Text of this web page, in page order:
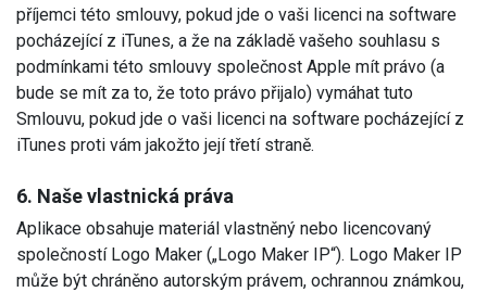
příjemci této smlouvy, pokud jde o vaši licenci na software
pocházející z iTunes, a že na základě vašeho souhlasu s
podmínkami této smlouvy společnost Apple mít právo (a
bude se mít za to, že toto právo přijalo) vymáhat tuto
Smlouvu, pokud jde o vaši licenci na software pocházející z
iTunes proti vám jakožto její třetí straně.
6. Naše vlastnická práva
Aplikace obsahuje materiál vlastněný nebo licencovaný
společností Logo Maker („Logo Maker IP“). Logo Maker IP
může být chráněno autorským právem, ochrannou známkou,